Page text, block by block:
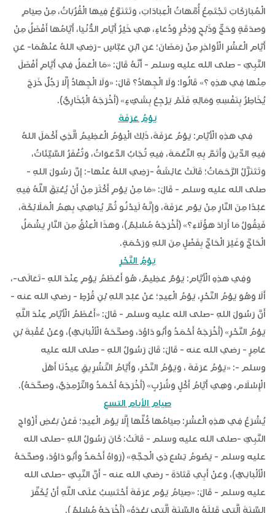
الْمُبَارَكَاتِ تَجْتَمِعُ أُمَّهَاتُ الْعِبَادَاتِ، وَتَتَنَوَّعُ فِيهَا الْقُرُبَاتُ، مِنْ صِيَامٍ
وَصَدَقَةٍ وَحَجٍّ وَذَبْحٍ وَذِكْرٍ وَدُعَاءٍ، هِيَ خَيْرُ أَيَّامِ الدُّنْيَا، أَيَّامُهَا أَفْضَلُ مِنْ
أَيَّامِ الْعَشْرِ الْأَوَاخِرِ مِنْ رَمَضَانَ؛ عَنِ ابْنِ عَبَّاسٍ -رَضِيَ اللهُ عَنْهُمَا- عَنِ
النَّبِيِّ - صلى الله عليه وسلم - أَنَّهُ قَالَ: «مَا الْعَمَلُ فِي أَيَّامٍ أَفْضَلَ
مِنْهَا فِي هَذِهِ ؟» قَالُوا: وَلَا الْجِهَادُ؟ قَالَ: «وَلَا الْجِهَادُ إِلَّا رَجُلٌ خَرَجَ
يُخَاطِرُ بِنَفْسِهِ وَمَالِهِ فَلَمْ يَرْجِعْ بِشَيْءٍ» (أَخْرَجَهُ الْبُخَارِيُّ).
يَوْمُ عَرَفَةَ
فِي هَذِهِ الْأَيَّامِ: يَوْمُ عَرَفَةَ، ذَلِكَ الْيَوْمُ الْعَظِيمُ الَّذِي أَكْمَلَ اللهُ
فِيهِ الدِّينَ وَأَتَمَّ بِهِ النِّعْمَةَ، فِيهِ تُجَابُ الدَّعَوَاتُ، وَتُغْفَرُ السَّيِّئَاتُ،
وَتَتَنَزَّلُ الرَّحَمَاتُ؛ قَالَتْ عَائِشَةُ -رَضِيَ اللهُ عَنْهَا-: إِنَّ رَسُولَ اللهِ -
صلى الله عليه وسلم - قَالَ: «مَا مِنْ يَوْمٍ أَكْثَرَ مِنْ أَنْ يُعْتِقَ اللَّهُ فِيهِ
عَبْدًا مِنَ النَّارِ مِنْ يَوْمِ عَرَفَةَ، وَإِنَّهُ لَيَدْنُو ثُمَّ يُبَاهِي بِهِمُ الْمَلَائِكَةَ،
فَيَقُولُ مَا أَرَادَ هَؤُلَاءِ؟» (أَخْرَجَهُ مُسْلِمٌ)، وَهَذَا الْعِتْقُ مِنَ النَّارِ يَشْمَلُ
الْحَاجَّ وَغَيْرَ الْحَاجِّ بِفَضْلٍ مِنَ اللهِ وَرَحْمَةٍ.
يَوْمُ النَّحْرِ
وَفِي هَذِهِ الْأَيَّامِ: يَوْمٌ عَظِيمٌ، هُوَ أَعْظَمُ يَوْمٍ عِنْدَ اللهِ -تَعَالَى-،
أَلَا وَهُوَ يَوْمُ النَّحْرِ، يَوْمُ الْعِيدِ؛ عَنْ عَبْدِ اللهِ بْنِ قُرْطٍ - رضي الله عنه -
أَنَّ رَسُولَ اللهِ -صلى الله عليه وسلم - قَالَ: «أَعْظَمُ الْأَيَّامِ عِنْدَ اللَّهِ
يَوْمُ النَّحْرِ» (أَخْرَجَهُ أَحْمَدُ وَأَبُو دَاوُدَ، وَصَحَّحَهُ الْأَلْبَانِيُّ)، وَعَنْ عُقْبَةَ بْنِ
عَامِرٍ - رضي الله عنه - قَالَ: قَالَ رَسُولُ اللهِ - صلى الله عليه
وسلم -: «يَوْمُ عَرَفَةَ ، وَيَوْمُ النَّحْرِ، وَأَيَّامُ التَّشْرِيقِ عِيدُنَا أَهْلَ
الْإِسْلَامِ، وَهِيَ أَيَّامُ أَكْلٍ وَشُرْبٍ» (أَخْرَجَهُ أَحْمَدُ وَالتِّرْمِذِيُّ، وَصَحَّحَهُ).
صيام الأيام التسع
يُشْرَعُ فِي هَذِهِ الْعَشْرِ: صِيَامُهَا كُلِّهَا إِلَّا يَوْمَ الْعِيدِ؛ فَعَنْ بَعْضِ أَزْوَاجِ
النَّبِيِّ -صلى الله عليه وسلم - قَالَتْ: كَانَ رَسُولُ اللهِ -صلى الله
عليه وسلم - يَصُومُ تِسْعَ ذِي الْحِجَّةِ» (رَوَاهُ أَحْمَدُ وَأَبُو دَاوُدَ، وَصَحَّحَهُ
الْأَلْبَانِيُّ)، وَعَنْ أَبِي قَتَادَةَ - رضي الله عنه - أَنَّ النَّبِيَّ -صلى الله
عليه وسلم - قَالَ: «صِيَامُ يَوْمِ عَرَفَةَ أَحْتَسِبُ عَلَى اللَّهِ أَنْ يُكَفِّرَ
السَّنَةَ الَّتِي قَبْلَهُ وَالسَّنَةَ الَّتِي بَعْدَهُ» (أَخْرَجَهُ مُسْلِمٌ).